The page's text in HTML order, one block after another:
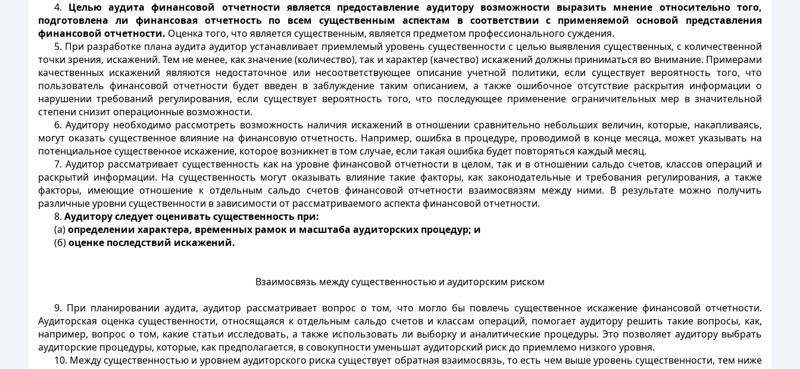
4. Целью аудита финансовой отчетности является предоставление аудитору возможности выразить мнение относительно того,
подготовлена ли финансовая отчетность по всем существенным аспектам в соответствии с применяемой основой представления
финансовой отчетности. Оценка того, что является существенным, является предметом профессионального суждения.
5. При разработке плана аудита аудитор устанавливает приемлемый уровень существенности с целью выявления существенных, с количественной
точки зрения, искажений. Тем не менее, как значение (количество), так и характер (качество) искажений должны приниматься во внимание. Примерами
качественных искажений являются недостаточное или несоответствующее описание учетной политики, если существует вероятность того, что
пользователь финансовой отчетности будет введен в заблуждение таким описанием, а также ошибочное отсутствие раскрытия информации о
нарушении требований регулирования, если существует вероятность того, что последующее применение ограничительных мер в значительной
степени снизит операционные возможности.
6. Аудитору необходимо рассмотреть возможность наличия искажений в отношении сравнительно небольших величин, которые, накапливаясь,
могут оказать существенное влияние на финансовую отчетность. Например, ошибка в процедуре, проводимой в конце месяца, может указывать на
потенциальное существенное искажение, которое возникнет в том случае, если такая ошибка будет повторяться каждый месяц.
7. Аудитор рассматривает существенность как на уровне финансовой отчетности в целом, так и в отношении сальдо счетов, классов операций и
раскрытий информации. На существенность могут оказывать влияние такие факторы, как законодательные и требования регулирования, а также
факторы, имеющие отношение к отдельным сальдо счетов финансовой отчетности взаимосвязям между ними. В результате можно получить
различные уровни существенности в зависимости от рассматриваемого аспекта финансовой отчетности.
8. Аудитору следует оценивать существенность при:
(а)определении характера, временных рамок и масштаба аудиторских процедур; и
(б)оценке последствий искажений.
Взаимосвязь между существенностью и аудиторским риском
9. При планировании аудита, аудитор рассматривает вопрос о том, что могло бы повлечь существенное искажение финансовой отчетности.
Аудиторская оценка существенности, относящаяся к отдельным сальдо счетов и классам операций, помогает аудитору решить такие вопросы, как,
например, вопрос о том, какие статьи исследовать, а также использовать ли выборку и аналитические процедуры. Это позволяет аудитору выбрать
аудиторские процедуры, которые, как предполагается, в совокупности уменьшат аудиторский риск до приемлемо низкого уровня.
10. Между существенностью и уровнем аудиторского риска существует обратная взаимосвязь, то есть чем выше уровень существенности, тем ниже